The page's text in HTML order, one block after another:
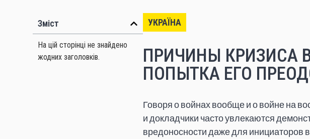
Зміст
На цій сторінці не знайдено
жодних заголовків.
УКРАЇНА
ПРИЧИНЫ КРИЗИСА
ПОПЫТКА ЕГО
Говоря о войнах вообще и о войне на
и докладчики часто увлекаются
вредоносности даже для инициаторов